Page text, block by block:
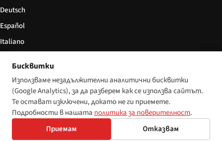
Deutsch
Español
Italiano
© 2026 Disability World. Всички права запазени. Настройки за бисквитки
DeutschEspañol 简体中文PolskiFrançais
Бисквитки
Използваме незадължителни аналитични бисквитки
(Google Analytics), за да разберем как се използва сайтът.
Те остават изключени, докато не ги приемете.
Подробности в нашата политика за поверителност.
Приемам
Отказвам